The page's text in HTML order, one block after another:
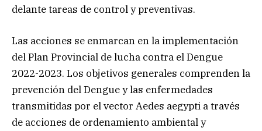
delante tareas de control y preventivas.
Las acciones se enmarcan en la implementación
del Plan Provincial de lucha contra el Dengue
2022-2023. Los objetivos generales comprenden la
prevención del Dengue y las enfermedades
transmitidas por el vector Aedes aegypti a través
de acciones de ordenamiento ambiental y